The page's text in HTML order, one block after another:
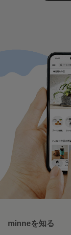
minneを知る